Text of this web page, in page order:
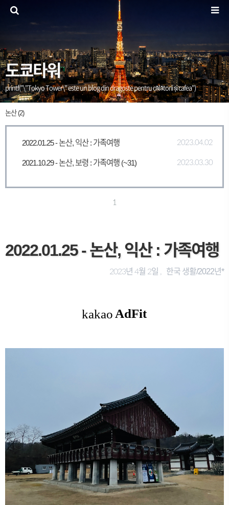
도쿄타워
printf("\"Tokyo Tower\" este un blog din dragoste pentru călătorii și cafea")
논산 (2)
2022.01.25 - 논산, 익산 : 가족여행 2023.04.02
2021.10.29 - 논산, 보령 : 가족여행 (~31) 2023.03.30
1
2022.01.25 - 논산, 익산 : 가족여행
2023년 4월 2일 , 한국 생활/2022년*